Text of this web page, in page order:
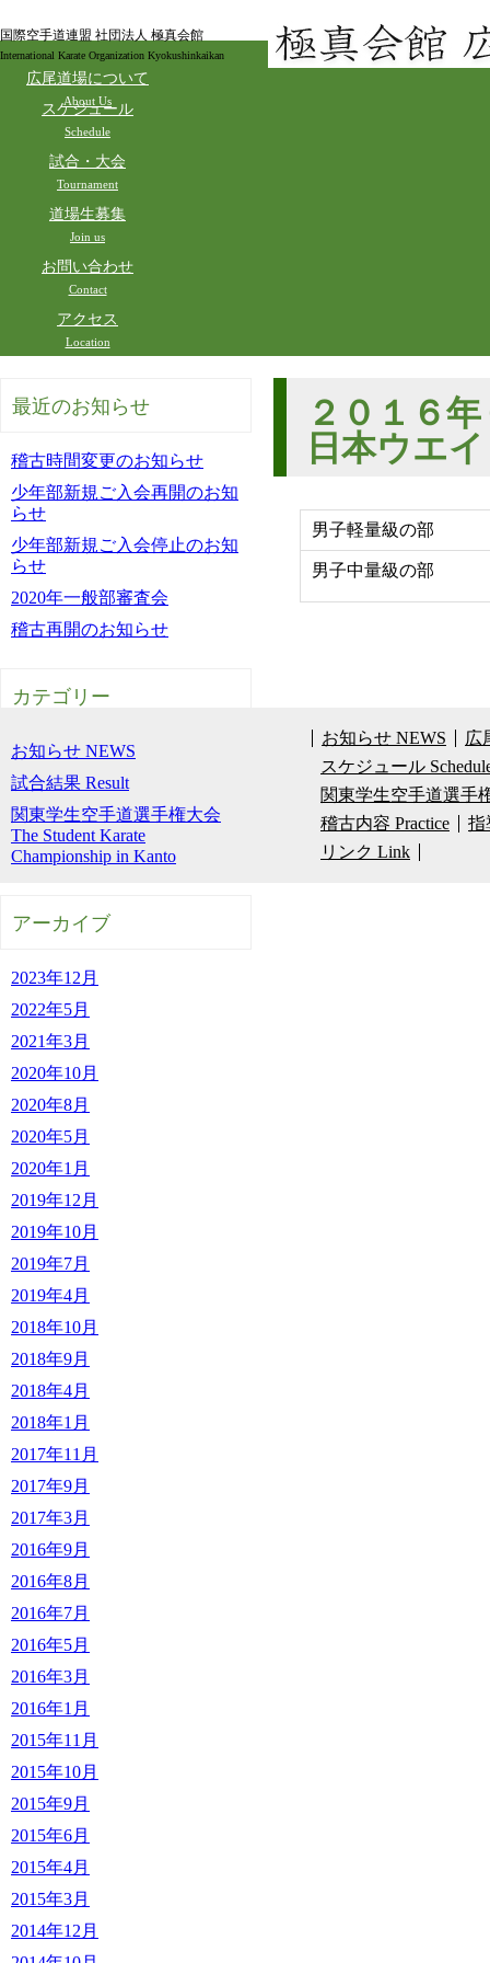
国際空手道連盟 社団法人 極真会館
International Karate Organization Kyokushinkaikan
広尾道場について
About Us
スケジュール
Schedule
試合・大会
Tournament
道場生募集
Join us
お問い合わせ
Contact
アクセス
Location
最近のお知らせ
稽古時間変更のお知らせ
少年部新規ご入会再開のお知
らせ
少年部新規ご入会停止のお知
らせ
2020年一般部審査会
稽古再開のお知らせ
カテゴリー
お知らせ NEWS
試合結果 Result
関東学生空手道選手権大会
The Student Karate
Championship in Kanto
アーカイブ
2023年12月
2022年5月
2021年3月
2020年10月
2020年8月
2020年5月
2020年1月
2019年12月
2019年10月
2019年7月
2019年4月
2018年10月
2018年9月
2018年4月
2018年1月
2017年11月
2017年9月
2017年3月
2016年9月
2016年8月
2016年7月
2016年5月
2016年3月
2016年1月
2015年11月
2015年10月
2015年9月
2015年6月
2015年4月
2015年3月
2014年12月
２０１６
日本ウエ
男子軽量級の部
男子中量級の部
お知らせ NEWS
広
スケジュール
関東学生空手道選手
稽古内容 Practice
指
リンク Link